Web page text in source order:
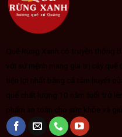
Quế Rừng Xanh có truyền thống
với sứ mệnh mang giá trị cây
tiện lợi nhất bằng cả tâm huyết
quế chất lượng 10 năm tuổi trở
phẩm an toàn cho sức khỏe và